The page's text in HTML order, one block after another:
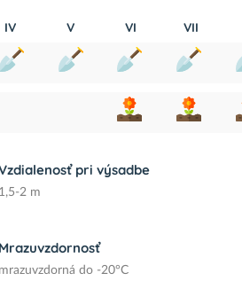
IV V VI VII
pri výsadbe
1,5-2 m
Mrazuvzdornosť
mrazuvzdorná do -20°C